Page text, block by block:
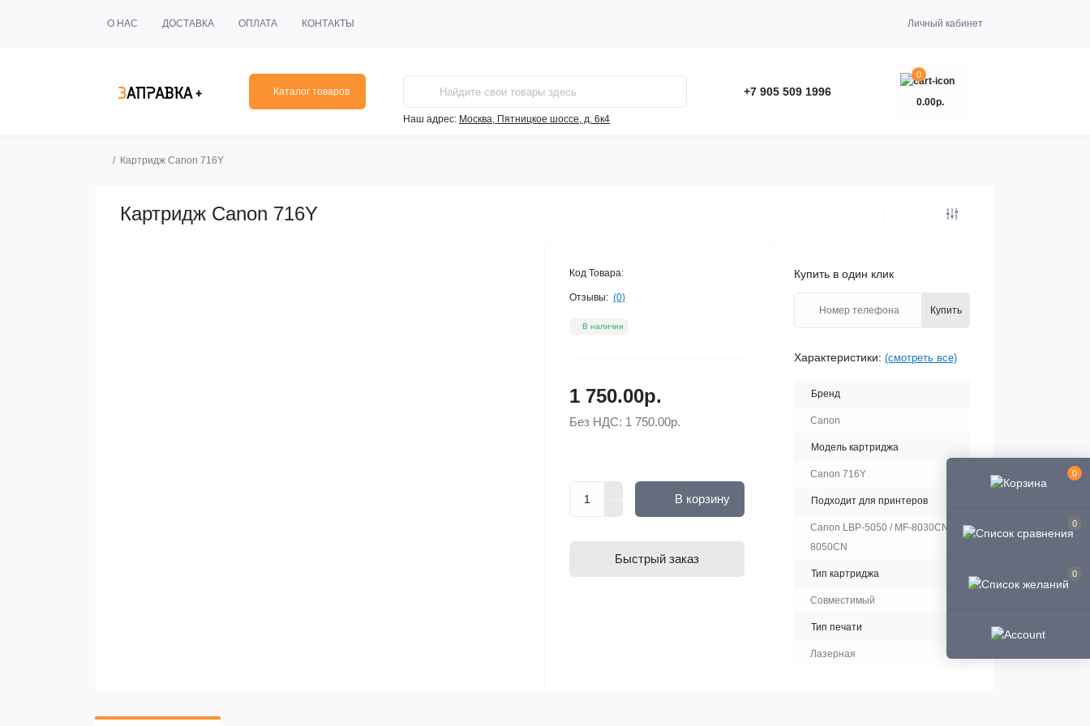
0
0
0
О НАС ДОСТАВКА ОПЛАТА КОНТАКТЫ Личный кабинет
Каталог товаров
Наш адрес: Москва, Пятницкое шоссе, д. 6к4
+7 905 509 1996
0
0.00р.
Картридж Canon 716Y
Картридж Canon 716Y
Код Товара:
Отзывы: (0)
В наличии
1 750.00р.
Без НДС: 1 750.00р.
В корзину
Быстрый заказ
Купить в один клик
Купить
Характеристики: (смотреть все)
Бренд
Canon
Модель картриджа
Canon 716Y
Подходит для принтеров
Canon LBP-5050 / MF-8030CN /
8050CN
Тип картриджа
Совместимый
Тип печати
Лазерная